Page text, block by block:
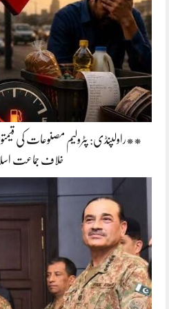
**راولپنڈی: پٹرولیم مصنوعات کی
خلاف جماعت